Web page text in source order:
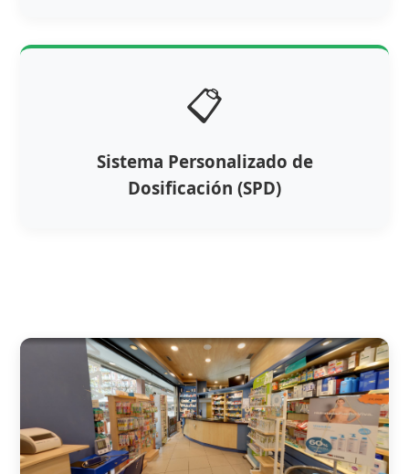
📋
Sistema Personalizado de
Dosificación (SPD)